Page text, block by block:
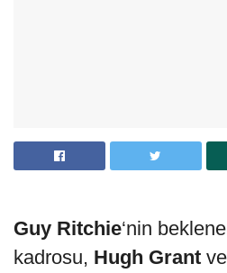
Guy Ritchie‘nin
kadrosu, Hugh Grant ve